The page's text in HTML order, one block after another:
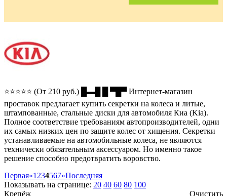
⭐⭐⭐⭐⭐ (От 210 руб.) █▬█ █ ▀█▀ Интернет-магазин
проставок предлагает купить секретки на колеса и литые,
штампованные, стальные диски для автомобиля Киа (Kia).
Полное соответствие требованиям автопроизводителей, одни
их самых низких цен по защите колес от хищения. Секретки
устанавливаемые на автомобильные колеса, не являются
технически обязательным аксессуаром. Но именно такое
решение способно предотвратить воровство.
Первая«1 234567»Последняя
Показывать на странице: 20 40 60 80 100
Очистить
Крепёж